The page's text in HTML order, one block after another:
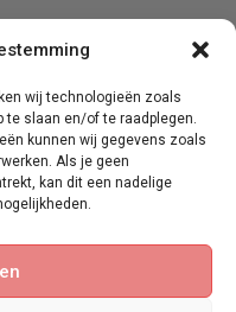
wij technologieën zoals
te slaan en/of te raadplegen.
kunnen wij gegevens zoals
Als je geen
kan dit een nadelige
Volg mij ook op